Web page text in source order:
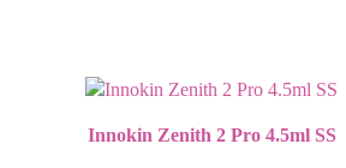
Innokin Zenith 2 Pro 4.5ml SS